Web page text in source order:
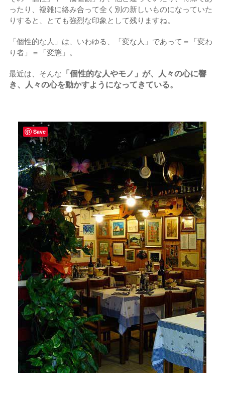
ったり、複雑に絡み合って全く別の新しいものになっていた
りすると、とても強烈な印象として残りますね。
「個性的な人」は、いわゆる、「変な人」であって＝「変わ
り者」＝「変態」。
最近は、そんな 「個性的な人やモノ」が、人々の心に響
き、人々の心を動かすようになってきている。
Save